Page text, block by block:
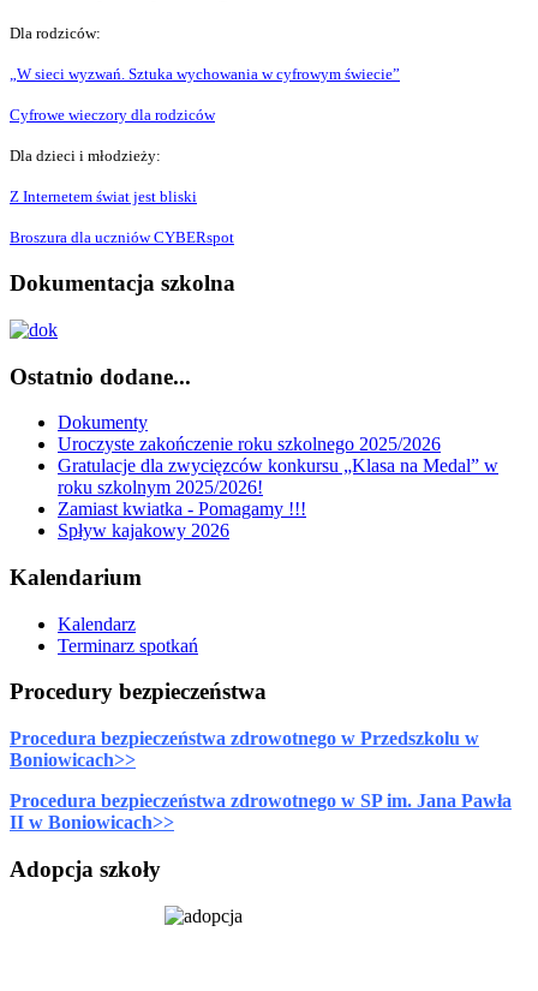
Dla rodziców:
„W sieci wyzwań. Sztuka wychowania w cyfrowym świecie”
Cyfrowe wieczory dla rodziców
Dla dzieci i młodzieży:
Z Internetem świat jest bliski
Broszura dla uczniów CYBERspot
Dokumentacja szkolna
Ostatnio dodane...
Dokumenty
Uroczyste zakończenie roku szkolnego 2025/2026
Gratulacje dla zwycięzców konkursu „Klasa na Medal” w
roku szkolnym 2025/2026!
Zamiast kwiatka - Pomagamy !!!
Spływ kajakowy 2026
Kalendarium
Kalendarz
Terminarz spotkań
Procedury bezpieczeństwa
Procedura bezpieczeństwa zdrowotnego w Przedszkolu w
Boniowicach>>
Procedura bezpieczeństwa zdrowotnego w SP im. Jana Pawła
II w Boniowicach>>
Adopcja szkoły